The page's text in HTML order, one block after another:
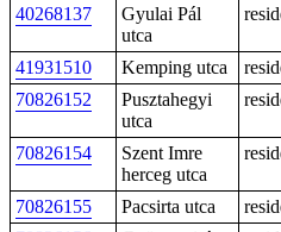
40268137
Gyulai Pál
utca
41931510 Kemping utca
70826152
Pusztahegyi
utca
70826154
Szent Imre
herceg utca
70826155 Pacsirta utca